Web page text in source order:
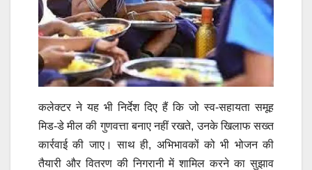
कलेक्टर ने यह भी निर्देश दिए हैं कि जो स्व-सहायता समूह
मिड-डे मील की गुणवत्ता बनाए नहीं रखते, उनके खिलाफ सख्त
कार्रवाई की जाए। साथ ही, अभिभावकों को भी भोजन की
तैयारी और वितरण की निगरानी में शामिल करने का सुझाव